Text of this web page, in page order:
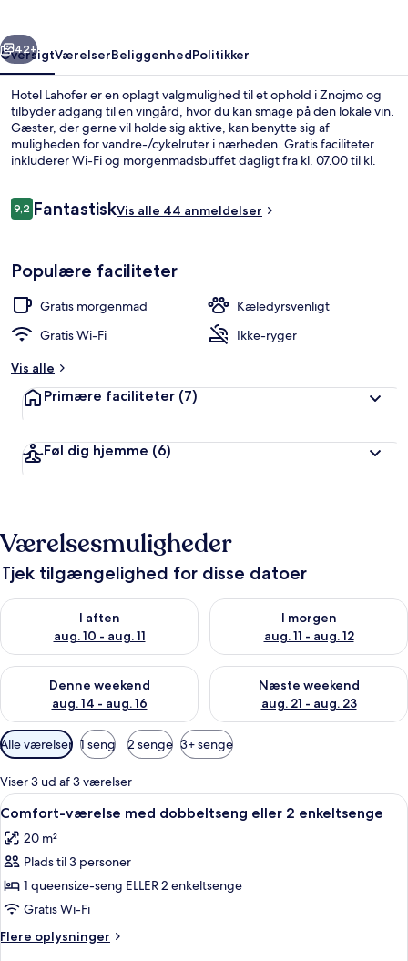
Næste
42+
OversigtVærelserBeliggenhedPolitikker
Hotel Lahofer er en oplagt valgmulighed til et ophold i Znojmo og
tilbyder adgang til en vingård, hvor du kan smage på den lokale vin.
Gæster, der gerne vil holde sig aktive, kan benytte sig af
muligheden for vandre-/cykelruter i nærheden. Gratis faciliteter
inkluderer Wi-Fi og morgenmadsbuffet dagligt fra kl. 07.00 til kl.
Anmeldelser
9,29,2 ud af 10.
FantastiskVis alle 44 anmeldelser
Populære faciliteter
Gratis morgenmad
Kæledyrsvenligt
Gratis Wi-Fi
Ikke-ryger
Vis alle
Primære faciliteter (7)
Føl dig hjemme (6)
Værelsesmuligheder
Tjek tilgængelighed for disse datoer
I aften
aug. 10 - aug. 11
Tjek tilgængelighed for i aften aug. 10 - aug. 11
I morgen
aug. 11 - aug. 12
Tjek tilgængelighed for i
Denne weekend
aug. 14 - aug. 16
Tjek tilgængelighed for denne weekend aug. 14 - aug. 16
Næste weekend
aug. 21 - aug. 23
Tjek tilgængelighed for næste
Tilgængelige
filtre
for
værelser
Alle værelser 1 seng 2 senge 3+ senge
Viser 3 ud af 3 værelser
Indlæs
alle
billeder
af
Comfort-
værelse
med
dobbeltseng
Et hotelværelse med en stor seng,
9
Comfort-værelse med dobbeltseng eller 2 enkeltsenge
20 m²
Plads til 3 personer
1 queensize-seng ELLER 2 enkeltsenge
Gratis Wi-Fi
Flere oplysninger
Flere